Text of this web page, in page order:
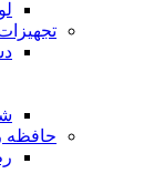
حافظه